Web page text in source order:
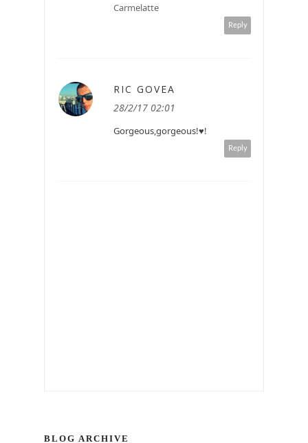
Carmelatte
Reply
RIC GOVEA
28/2/17 02:01
Gorgeous,gorgeous!♥!
Reply
BLOG ARCHIVE